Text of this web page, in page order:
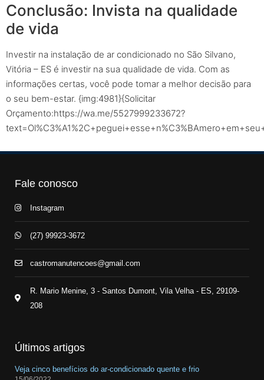
Conclusão: Invista na qualidade
de vida
Investir na instalação de ar condicionado no São Silvano,
Vitória – ES é investir na sua qualidade de vida. Com as
informações certas, você pode tomar a melhor decisão para
o seu bem-estar. {img:4981}{Solicitar
Orçamento:https://wa.me/5527999233672?
Fale conosco
Instagram
(27) 99923-3672
castromanutencoes@gmail.com
R. Mario Menine, 3 - Santos Dumont, Vila Velha - ES, 29109-
208
Últimos artigos
Veja cinco benefícios do ar-condicionado quente e frio